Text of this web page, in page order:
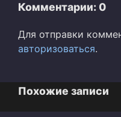
Комментарии: 0
Для отправки
авторизоваться.
Похожие записи